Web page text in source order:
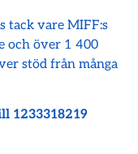
tack vare MIFF:s
och över 1 400
stöd från många
1233318219